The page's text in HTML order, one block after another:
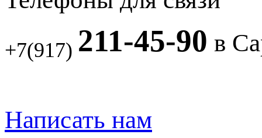
+7(917) 211-45-90 в
Написать нам